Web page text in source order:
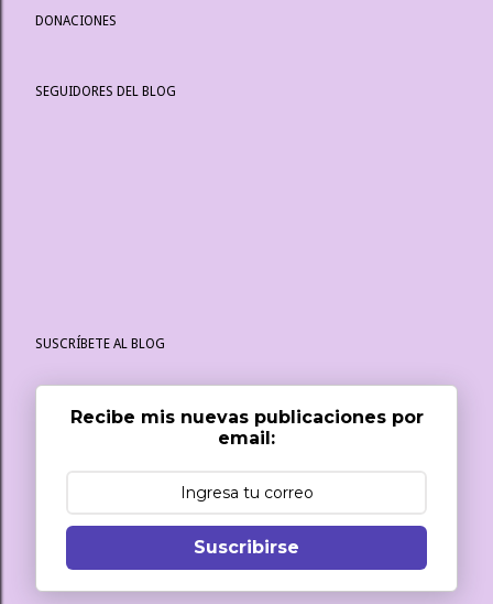
DONACIONES
SEGUIDORES DEL BLOG
SUSCRÍBETE AL BLOG
Recibe mis nuevas publicaciones por
email:
Suscribirse